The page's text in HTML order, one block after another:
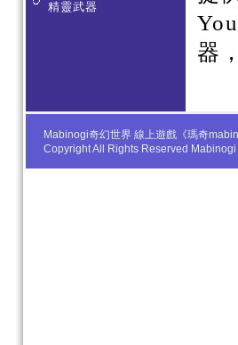
精靈武器
器
Mabinogi奇幻世界 線上遊戲《瑪奇
Copyright All Rights Reserved